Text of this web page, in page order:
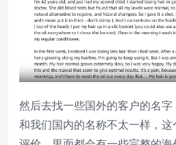
然后去找一些国外的客户的名
和我们国内的名称不太一样，